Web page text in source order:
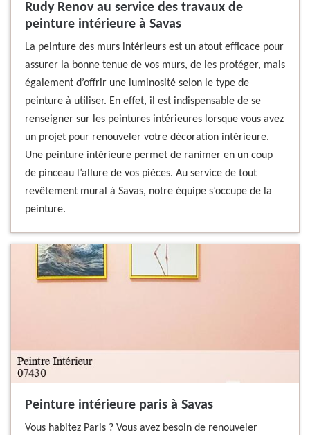
Rudy Renov au service des travaux de
peinture intérieure à Savas
La peinture des murs intérieurs est un atout efficace pour
assurer la bonne tenue de vos murs, de les protéger, mais
également d’offrir une luminosité selon le type de
peinture à utiliser. En effet, il est indispensable de se
renseigner sur les peintures intérieures lorsque vous avez
un projet pour renouveler votre décoration intérieure.
Une peinture intérieure permet de ranimer en un coup
de pinceau l’allure de vos pièces. Au service de tout
revêtement mural à Savas, notre équipe s’occupe de la
peinture.
Peinture intérieure paris à Savas
Vous habitez Paris ? Vous avez besoin de renouveler